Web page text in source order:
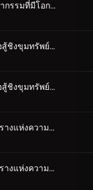
ตอนที่ 621 อาชญากรรมที่มีโอกาสศูนย์เปอร์เซ็นที่จะเกิดขึ้น
ตอนที่ 622 การต่อสู้ชิงขุมทรัพย์ในโกดังปริศนา (ตอน 1)
ตอนที่ 623 การต่อสู้ชิงขุมทรัพย์ในโกดังปริศนา (ตอน 2)
ตอนที่ 624 เครื่องรางแห่งความอายที่หายไป (ตอน 1)
ตอนที่ 625 เครื่องรางแห่งความอายที่หายไป (ตอน 2)